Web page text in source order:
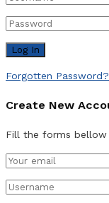
Forgotten Password?
Create New
Fill the forms